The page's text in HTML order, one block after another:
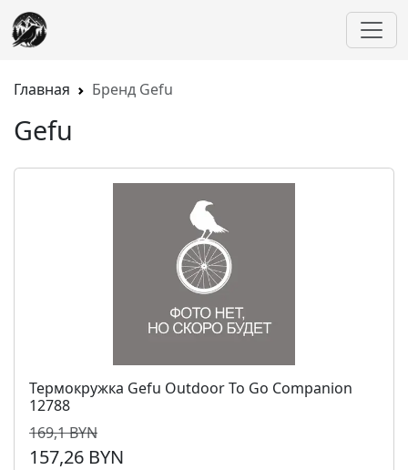
Главная Бренд Gefu
Gefu
Термокружка Gefu Outdoor To Go Companion
12788
169,1 BYN
157,26 BYN